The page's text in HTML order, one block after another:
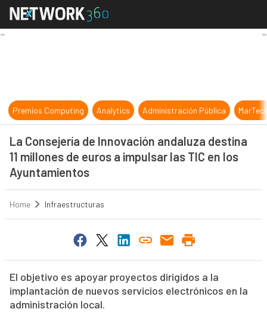
La Consejería de Innovación
Premios Computing Analytics Administración Pública
La Consejería de Innovación andaluza destina
11 millones de euros a impulsar las TIC en los
Ayuntamientos
Home Infraestructuras
El objetivo es apoyar proyectos dirigidos a la
implantación de nuevos servicios electrónicos en la
administración local.